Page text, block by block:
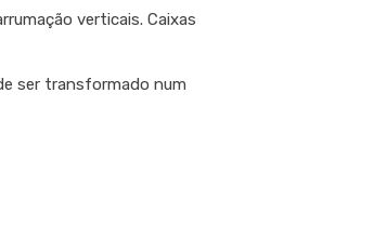
verticais. Caixas
ser transformado num